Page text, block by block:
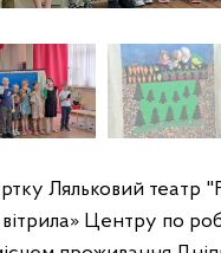
Ляльковий театр
Центру по